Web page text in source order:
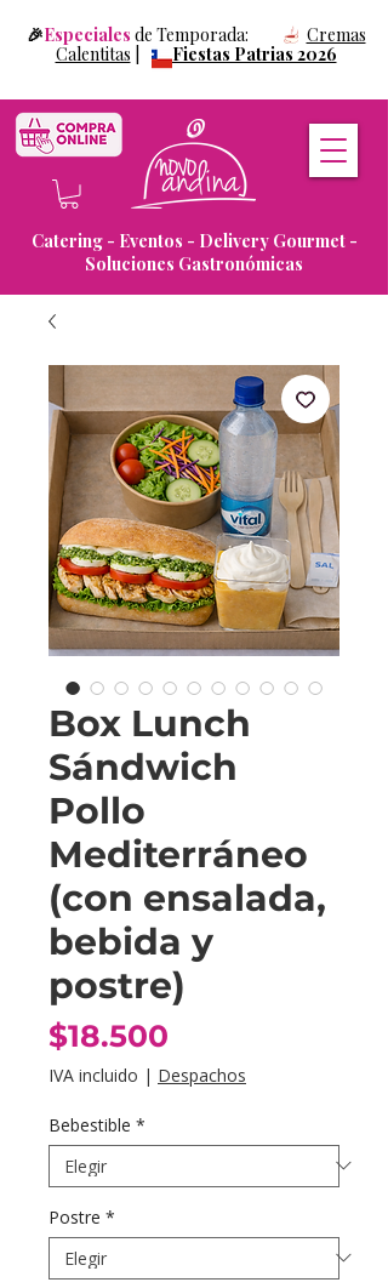
Catering - Eventos - Delivery Gourmet -
Soluciones Gastronómicas
🎉Especiales de Temporada: Cremas
Calentitas
Fiestas Patrias 2026
Box Lunch
Sándwich
Pollo
Mediterráneo
(con ensalada,
bebida y
postre)
$18.500
IVA incluido | Despachos
Bebestible *
Postre *